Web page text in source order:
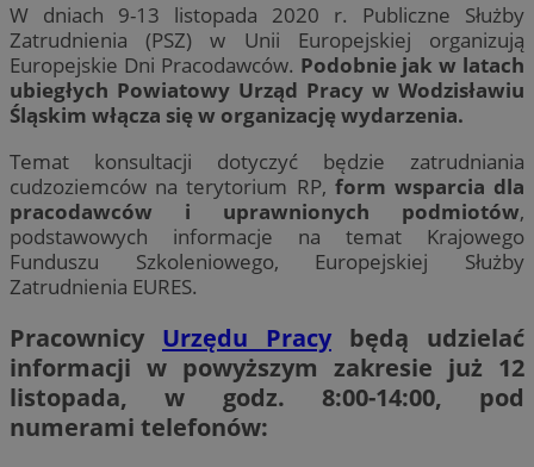
W dniach 9-13 listopada 2020 r. Publiczne Służby
Zatrudnienia (PSZ) w Unii Europejskiej organizują
Europejskie Dni Pracodawców. Podobnie jak w latach
ubiegłych Powiatowy Urząd Pracy w Wodzisławiu
Śląskim włącza się w organizację wydarzenia.
Temat konsultacji dotyczyć będzie zatrudniania
cudzoziemców na terytorium RP, form wsparcia dla
pracodawców i uprawnionych podmiotów,
podstawowych informacje na temat Krajowego
Funduszu Szkoleniowego, Europejskiej Służby
Zatrudnienia EURES.
Pracownicy Urzędu Pracy będą udzielać
informacji w powyższym zakresie już 12
listopada, w godz. 8:00-14:00, pod
numerami telefonów: